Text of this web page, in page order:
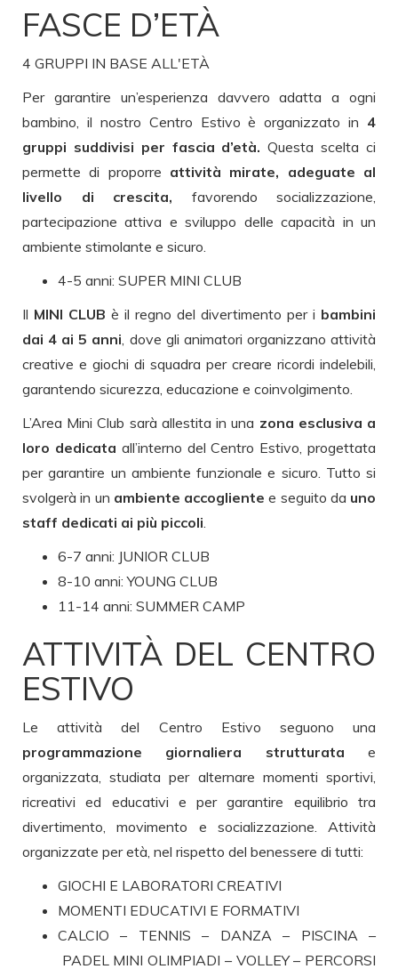
FASCE D’ETÀ
4 GRUPPI IN BASE ALL'ETÀ
Per garantire un’esperienza davvero adatta a ogni
bambino, il nostro Centro Estivo è organizzato in 4
gruppi suddivisi per fascia d’età.Questa scelta ci
permette di proporre attività mirate, adeguate al
livello di crescita, favorendo socializzazione,
partecipazione attiva e sviluppo delle capacità in un
ambiente stimolante e sicuro.
4-5 anni: SUPER MINI CLUB
Il MINI CLUB è il regno del divertimento per i bambini
dai 4 ai 5 anni , dove gli animatori organizzano attività
creative e giochi di squadra per creare ricordi indelebili,
garantendo sicurezza, educazione e coinvolgimento.
L’Area Mini Club sarà allestita in una zona esclusiva a
loro dedicata all’interno del Centro Estivo, progettata
per garantire un ambiente funzionale e sicuro. Tutto si
svolgerà in un ambiente accoglientee seguito da uno
staff dedicati ai più piccoli
6-7 anni: JUNIOR CLUB
8-10 anni: YOUNG CLUB
11-14 anni: SUMMER CAMP
ATTIVITÀ DEL CENTRO
ESTIVO
Le attività del Centro Estivo seguono una
programmazione giornaliera strutturata e
organizzata, studiata per alternare momenti sportivi,
ricreativi ed educativi e per garantire equilibrio tra
divertimento, movimento e socializzazione. Attività
organizzate per età, nel rispetto del benessere di tutti:
GIOCHI E LABORATORI CREATIVI
MOMENTI EDUCATIVI E FORMATIVI
CALCIO – TENNIS – DANZA – PISCINA –
PADEL MINI OLIMPIADI – VOLLEY – PERCORSI